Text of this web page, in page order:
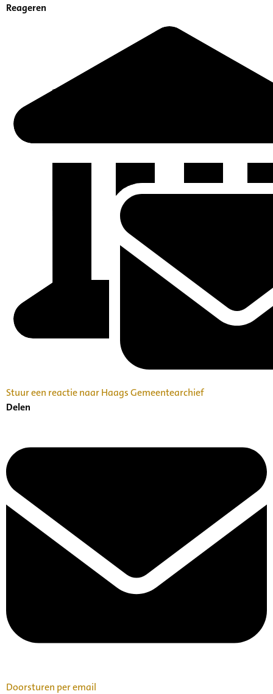
Reageren
Stuur een reactie naar Haags Gemeentearchief
Delen
Doorsturen per email